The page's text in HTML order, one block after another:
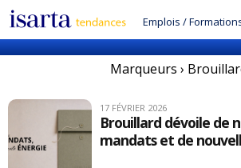
Emplois /
Marqueurs ›
17 FÉVRIER 2026
Brouillard dévoile de
mandats et de